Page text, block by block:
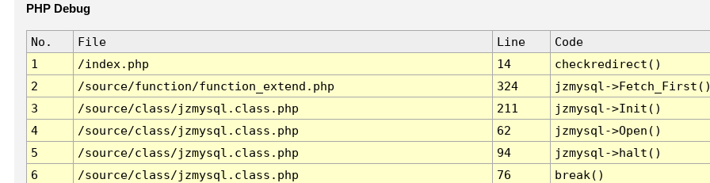
PHP Debug
No. File Line
Code
1
/index.php 14
checkredirect()
2
/source/function/function_extend.php 324
jzmysql-
3
/source/class/jzmysql.class.php 211
jzmysql->Init()
4
/source/class/jzmysql.class.php 62
jzmysql->Open()
5
/source/class/jzmysql.class.php 94
jzmysql->halt()
6
/source/class/jzmysql.class.php 76 break()